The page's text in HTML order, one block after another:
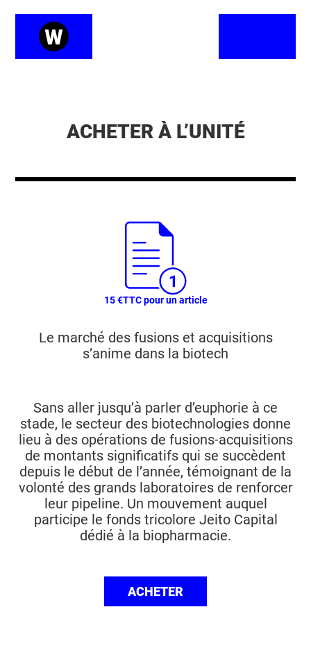
ACHETER À L’UNITÉ
15 €TTC pour un article
Le marché des fusions et acquisitions
s’anime dans la biotech
Sans aller jusqu’à parler d’euphorie à ce
stade, le secteur des biotechnologies donne
lieu à des opérations de fusions-acquisitions
de montants significatifs qui se succèdent
depuis le début de l’année, témoignant de la
volonté des grands laboratoires de renforcer
leur pipeline. Un mouvement auquel
participe le fonds tricolore Jeito Capital
dédié à la biopharmacie.
ACHETER